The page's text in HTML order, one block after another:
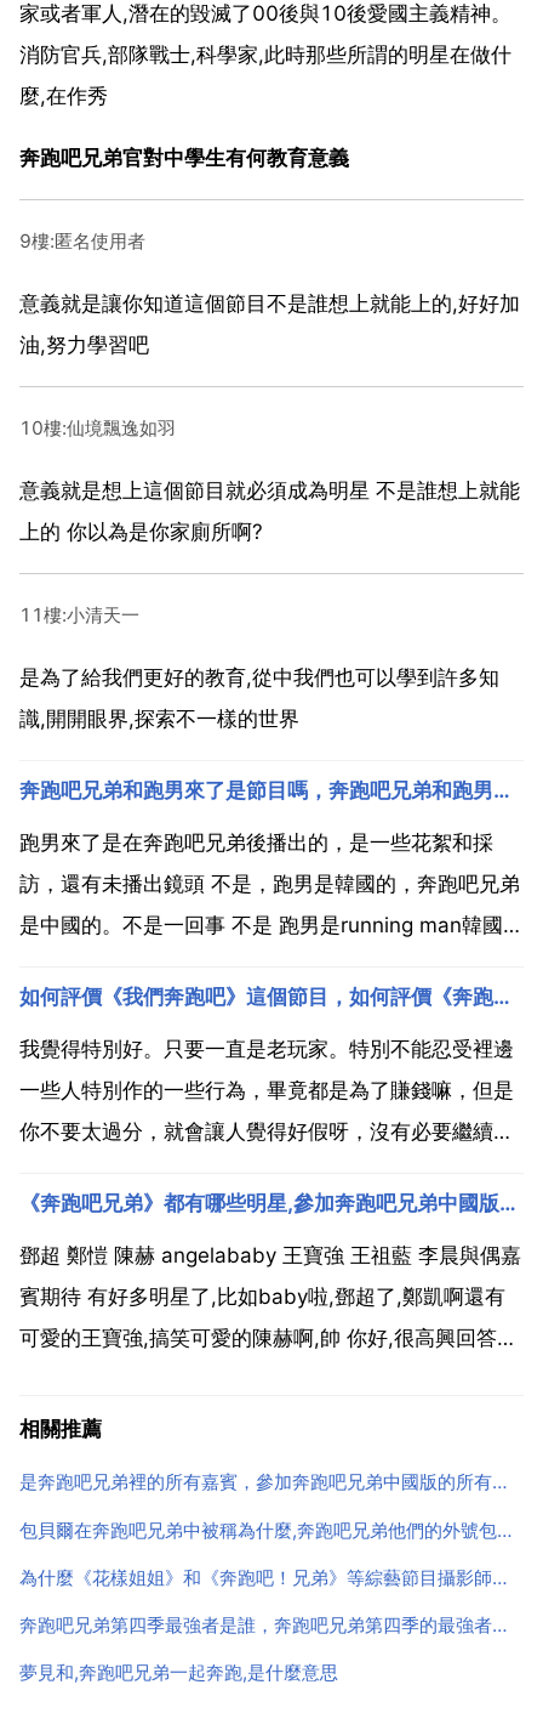
家或者軍人,潛在的毀滅了00後與10後愛國主義精神。
消防官兵,部隊戰士,科學家,此時那些所謂的明星在做什
麼,在作秀
奔跑吧兄弟官對中學生有何教育意義
9樓:匿名使用者
意義就是讓你知道這個節目不是誰想上就能上的,好好加
油,努力學習吧
10樓:仙境飄逸如羽
意義就是想上這個節目就必須成為明星 不是誰想上就能
上的 你以為是你家廁所啊?
11樓:小清天一
是為了給我們更好的教育,從中我們也可以學到許多知
識,開開眼界,探索不一樣的世界
奔跑吧兄弟和跑男來了是節目嗎，奔跑吧兄弟和跑男來了是一個節目嗎
跑男來了是在奔跑吧兄弟後播出的，是一些花絮和採
訪，還有未播出鏡頭 不是，跑男是韓國的，奔跑吧兄弟
是中國的。不是一回事 不是 跑男是running man韓國的
來了有什麼區別？要非說有區別 奔跑吧兄弟指一個多小
時的那個綜藝 跑男來了是綜藝後面播的那個有...
如何評價《我們奔跑吧》這個節目，如何評價《奔跑吧》第三季？
我覺得特別好。只要一直是老玩家。特別不能忍受裡邊
一些人特別作的一些行為，畢竟都是為了賺錢嘛，但是
你不要太過分，就會讓人覺得好假呀，沒有必要繼續看
能量節目變成了靠人設拉收視率的搞笑小兒科。李晨小
舅子範丞丞上跑男，跑男團只剩陳赫老婆沒上鏡，但不
管誰來，都沒...
《奔跑吧兄弟》都有哪些明星,參加奔跑吧兄弟中國版的所有明星名單
鄧超 鄭愷 陳赫 angelababy 王寶強 王祖藍 李晨與偶嘉
賓期待 有好多明星了,比如baby啦,鄧超了,鄭凱啊還有
可愛的王寶強,搞笑可愛的陳赫啊,帥 你好,很高興回答您
國人 鄭凱楊穎 王寶強鄧超 陳赫李晨王祖藍 嘉賓有很多,
相關推薦
是奔跑吧兄弟裡的所有嘉賓，參加奔跑吧兄弟中國版的所有明星名單
包貝爾在奔跑吧兄弟中被稱為什麼,奔跑吧兄弟他們的外號包括王寶強，包貝爾
為什麼《花樣姐姐》和《奔跑吧！兄弟》等綜藝節目攝影師都大多都
奔跑吧兄弟第四季最強者是誰，奔跑吧兄弟第四季的最強者是誰
夢見和,奔跑吧兄弟一起奔跑,是什麼意思